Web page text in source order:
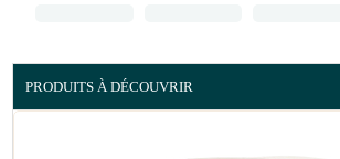
PRODUITS À DÉCOUVRIR